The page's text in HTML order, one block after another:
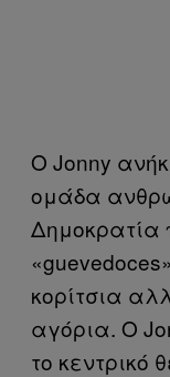
Ο Jonny
ομάδα
Δημοκρατία
κορίτσια
αγόρια. Ο
το κεντρικό